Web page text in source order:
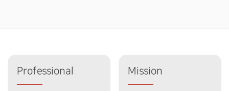
Professional Mission